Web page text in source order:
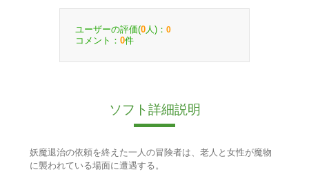
ユーザーの評価(0 人)： 0
コメント： 0件
ソフト詳細説明
妖魔退治の依頼を終えた一人の冒険者は、老人と女性が魔物
に襲われている場面に遭遇する。